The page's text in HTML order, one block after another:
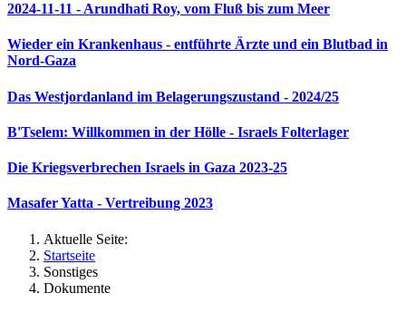
2024-11-11 - Arundhati Roy, vom Fluß bis zum Meer
Wieder ein Krankenhaus - entführte Ärzte und ein Blutbad in
Nord-Gaza
Das Westjordanland im Belagerungszustand - 2024/25
B'Tselem: Willkommen in der Hölle - Israels Folterlager
Die Kriegsverbrechen Israels in Gaza 2023-25
Masafer Yatta - Vertreibung 2023
Aktuelle Seite:
Startseite
Sonstiges
Dokumente